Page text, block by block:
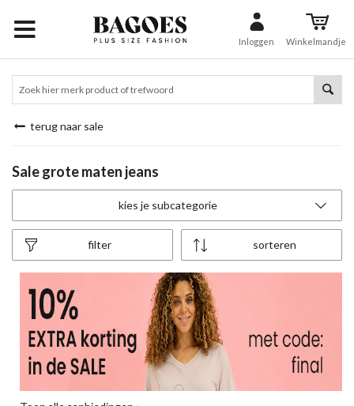
Inloggen Winkelmandje
terug naar sale
Sale grote maten jeans
kies je subcategorie
sorteren
filter